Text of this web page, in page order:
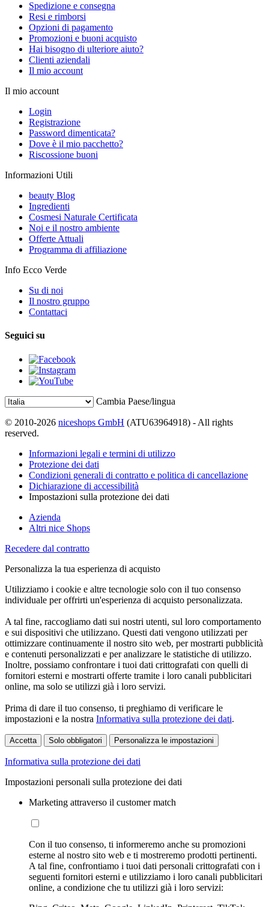
Spedizione e consegna
Resi e rimborsi
Opzioni di pagamento
Promozioni e buoni acquisto
Hai bisogno di ulteriore aiuto?
Clienti aziendali
Il mio account
Il mio account
Login
Registrazione
Password dimenticata?
Dove è il mio pacchetto?
Riscossione buoni
Informazioni Utili
beauty Blog
Ingredienti
Cosmesi Naturale Certificata
Noi e il nostro ambiente
Offerte Attuali
Programma di affiliazione
Info Ecco Verde
Su di noi
Il nostro gruppo
Contattaci
Seguici su
Cambia Paese/lingua
© 2010-2026 niceshops GmbH (ATU63964918) - All rights
reserved.
Informazioni legali e termini di utilizzo
Protezione dei dati
Condizioni generali di contratto e politica di cancellazione
Dichiarazione di accessibilità
Impostazioni sulla protezione dei dati
Azienda
Altri nice Shops
Recedere dal contratto
Personalizza la tua esperienza di acquisto
Utilizziamo i cookie e altre tecnologie solo con il tuo consenso
individuale per offrirti un'esperienza di acquisto personalizzata.
A tal fine, raccogliamo dati sui nostri utenti, sul loro comportamento
e sui dispositivi che utilizzano. Questi dati vengono utilizzati per
ottimizzare continuamente il nostro sito web, per mostrarti pubblicità
e contenuti personalizzati e per analizzare le statistiche di utilizzo.
Inoltre, possiamo confrontare i tuoi dati crittografati con quelli di
fornitori esterni e mostrarti offerte tramite i loro canali pubblicitari
online, ma solo se utilizzi già i loro servizi.
Prima di dare il tuo consenso, ti preghiamo di verificare le
impostazioni e la nostra Informativa sulla protezione dei dati.
Accetta Solo obbligatori Personalizza le impostazioni
Informativa sulla protezione dei dati
Impostazioni personali sulla protezione dei dati
Marketing attraverso il customer match
Con il tuo consenso, ti informeremo anche su promozioni
esterne al nostro sito web e ti mostreremo prodotti pertinenti.
A tal fine, confrontiamo i tuoi dati personali crittografati con i
seguenti fornitori esterni e utilizziamo i loro canali pubblicitari
online, a condizione che tu utilizzi già i loro servizi: